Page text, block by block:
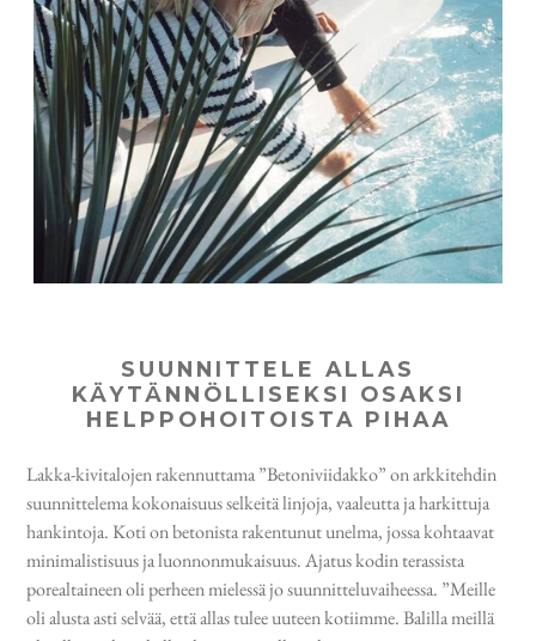
SUUNNITTELE ALLAS
KÄYTÄNNÖLLISEKSI OSAKSI
HELPPOHOITOISTA PIHAA
Lakka-kivitalojen rakennuttama ”Betoniviidakko” on arkkitehdin
suunnittelema kokonaisuus selkeitä linjoja, vaaleutta ja harkittuja
hankintoja. Koti on betonista rakentunut unelma, jossa kohtaavat
minimalistisuus ja luonnonmukaisuus. Ajatus kodin terassista
porealtaineen oli perheen mielessä jo suunnitteluvaiheessa. ”Meille
oli alusta asti selvää, että allas tulee uuteen kotiimme. Balilla meillä